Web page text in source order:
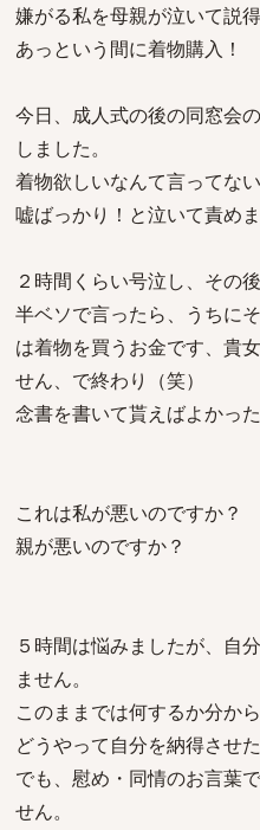
嫌がる私を母親が泣いて説
あっという間に着物購入！
今日、成人式の後の同窓会
しました。
着物欲しいなんて言ってな
嘘ばっかり！と泣いて責め
２時間くらい号泣し、その
半ベソで言ったら、うちに
は着物を買うお金です、貴
せん、で終わり（笑）
念書を書いて貰えばよかった
これは私が悪いのですか？
親が悪いのですか？
５時間は悩みましたが、自
ません。
このままでは何するか分か
どうやって自分を納得させ
でも、慰め・同情のお言葉
せん。